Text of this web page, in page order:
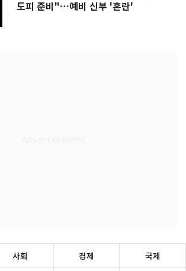
도피 준비"…예비 신부 '혼란'
사회 경제 국제